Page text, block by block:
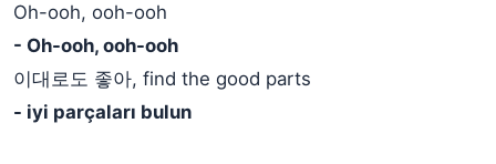
Oh-ooh, ooh-ooh
- Oh-ooh, ooh-ooh
이대로도 좋아, find the good parts
- iyi parçaları bulun